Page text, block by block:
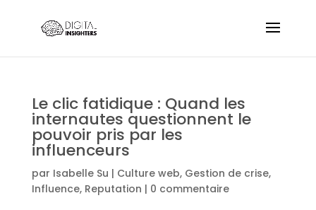
Le clic fatidique : Quand les
internautes questionnent le
pouvoir pris par les
influenceurs
par Isabelle Su | Culture web, Gestion de crise,
Influence, Reputation | 0 commentaire